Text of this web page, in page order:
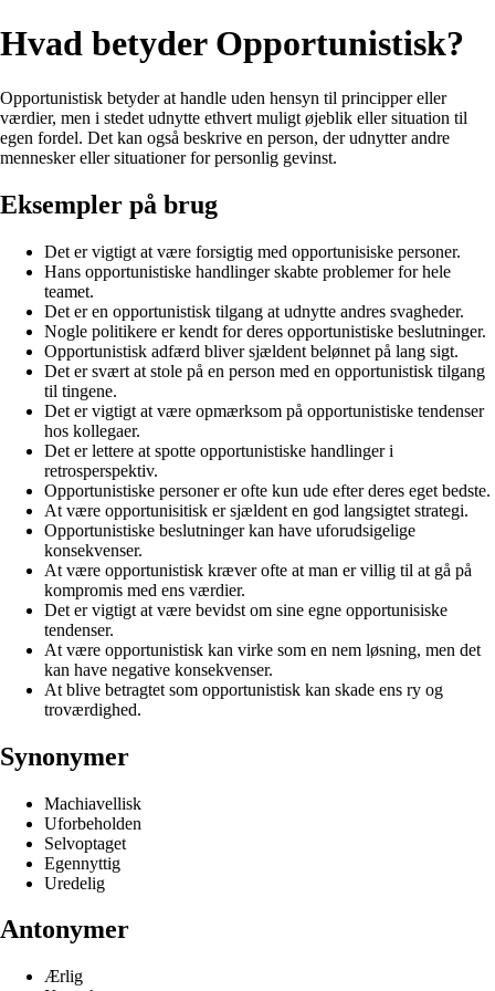
Hvad betyder Opportunistisk?
Opportunistisk betyder at handle uden hensyn til principper eller
værdier, men i stedet udnytte ethvert muligt øjeblik eller situation til
egen fordel. Det kan også beskrive en person, der udnytter andre
mennesker eller situationer for personlig gevinst.
Eksempler på brug
Det er vigtigt at være forsigtig med opportunisiske personer.
Hans opportunistiske handlinger skabte problemer for hele
teamet.
Det er en opportunistisk tilgang at udnytte andres svagheder.
Nogle politikere er kendt for deres opportunistiske beslutninger.
Opportunistisk adfærd bliver sjældent belønnet på lang sigt.
Det er svært at stole på en person med en opportunistisk tilgang
til tingene.
Det er vigtigt at være opmærksom på opportunistiske tendenser
hos kollegaer.
Det er lettere at spotte opportunistiske handlinger i
retrosperspektiv.
Opportunistiske personer er ofte kun ude efter deres eget bedste.
At være opportunisitisk er sjældent en god langsigtet strategi.
Opportunistiske beslutninger kan have uforudsigelige
konsekvenser.
At være opportunistisk kræver ofte at man er villig til at gå på
kompromis med ens værdier.
Det er vigtigt at være bevidst om sine egne opportunisiske
tendenser.
At være opportunistisk kan virke som en nem løsning, men det
kan have negative konsekvenser.
At blive betragtet som opportunistisk kan skade ens ry og
troværdighed.
Synonymer
Machiavellisk
Uforbeholden
Selvoptaget
Egennyttig
Uredelig
Antonymer
Ærlig